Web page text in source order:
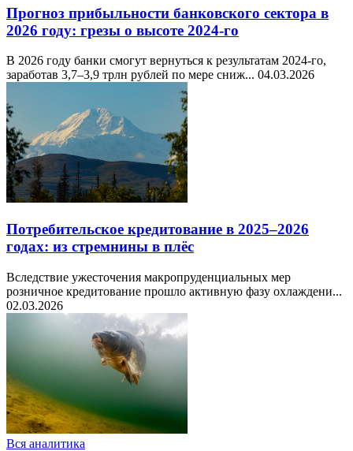
Прогноз прибыльности банковского сектора в
2026 году: грезы о высоте 2024-го
В 2026 году банки смогут вернуться к результатам 2024-го,
заработав 3,7–3,9 трлн рублей по мере сниж... 04.03.2026
Потребительское кредитование в 2025–2026
годах: из стремнины в плёс
Вследствие ужесточения макропруденциальных мер
розничное кредитование прошло активную фазу охлаждени...
02.03.2026
Вся аналитика